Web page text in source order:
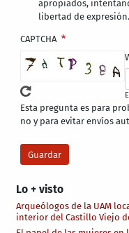
Lo + visto
Arqueólogos de la UAM
interior del Castillo Viejo
apropiados,
libertad de expresión.
CAPTCHA
Esta pregunta es para
no y para evitar envíos